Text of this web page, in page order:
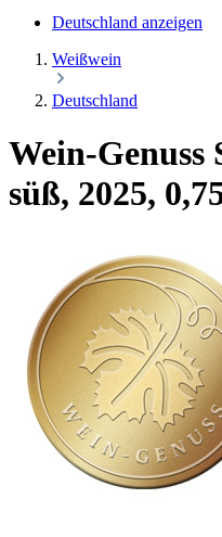
Deutschland anzeigen
Weißwein
Deutschland
Wein-Genuss
süß, 2025,